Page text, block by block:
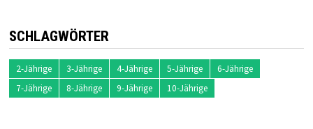
SCHLAGWÖRTER
2-Jährige 3-Jährige 4-Jährige 5-Jährige
6-Jährige
7-Jährige
8-Jährige 9-Jährige 10-Jährige